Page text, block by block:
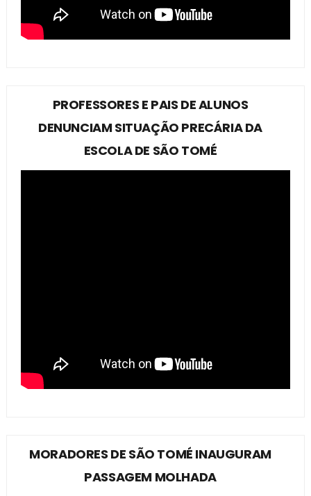
PROFESSORES E PAIS DE ALUNOS
DENUNCIAM SITUAÇÃO PRECÁRIA DA
ESCOLA DE SÃO TOMÉ
MORADORES DE SÃO TOMÉ INAUGURAM
PASSAGEM MOLHADA